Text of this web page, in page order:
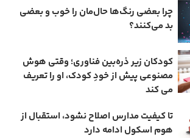
چرا بعضی رنگ‌ها حال‌مان را خوب و بعضی
بد می‌کنند؟
کودکان زیر ذره‌بین فناوری؛ وقتی هوش
مصنوعی پیش از خودِ کودک، او را تعریف
می ‌کند
تا کیفیت مدارس اصلاح نشود، استقبال از
هوم ‌اسکول ادامه دارد